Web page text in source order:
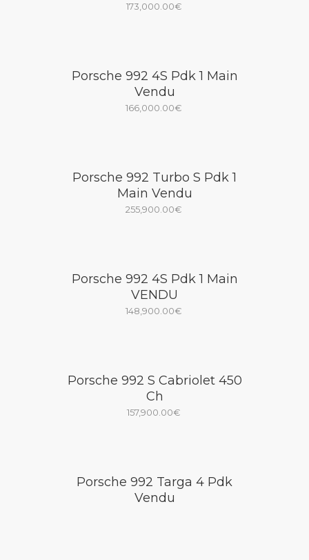
173,000.00€
Porsche 992 4S Pdk 1 Main
Vendu
166,000.00€
Porsche 992 Turbo S Pdk 1
Main Vendu
255,900.00€
Porsche 992 4S Pdk 1 Main
VENDU
148,900.00€
Porsche 992 S Cabriolet 450
Ch
157,900.00€
Porsche 992 Targa 4 Pdk
Vendu